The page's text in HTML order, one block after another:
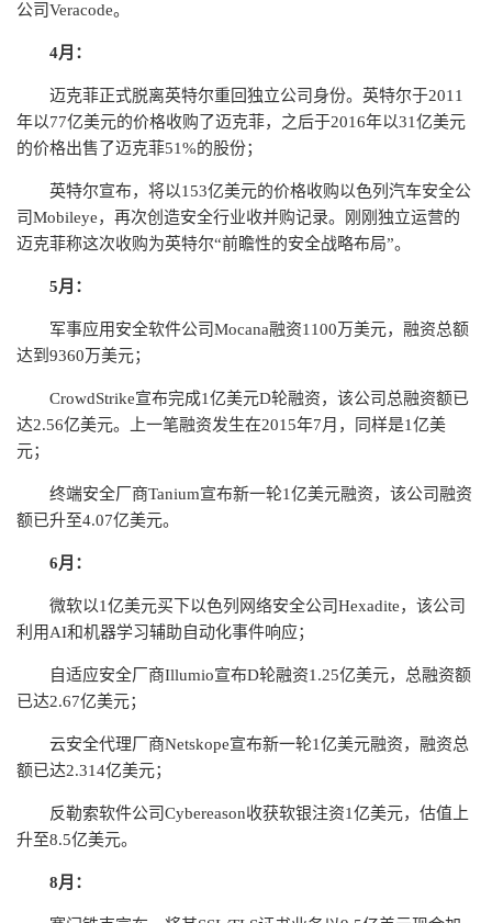
公司Veracode。
4月：
迈克菲正式脱离英特尔重回独立公司身份。英特尔于2011
年以77亿美元的价格收购了迈克菲，之后于2016年以31亿美元
的价格出售了迈克菲51%的股份；
英特尔宣布，将以153亿美元的价格收购以色列汽车安全公
司Mobileye，再次创造安全行业收并购记录。刚刚独立运营的
迈克菲称这次收购为英特尔“前瞻性的安全战略布局”。
5月：
军事应用安全软件公司Mocana融资1100万美元，融资总额
达到9360万美元；
CrowdStrike宣布完成1亿美元D轮融资，该公司总融资额已
达2.56亿美元。上一笔融资发生在2015年7月，同样是1亿美
元；
终端安全厂商Tanium宣布新一轮1亿美元融资，该公司融资
额已升至4.07亿美元。
6月：
微软以1亿美元买下以色列网络安全公司Hexadite，该公司
利用AI和机器学习辅助自动化事件响应；
自适应安全厂商Illumio宣布D轮融资1.25亿美元，总融资额
已达2.67亿美元；
云安全代理厂商Netskope宣布新一轮1亿美元融资，融资总
额已达2.314亿美元；
反勒索软件公司Cybereason收获软银注资1亿美元，估值上
升至8.5亿美元。
8月：